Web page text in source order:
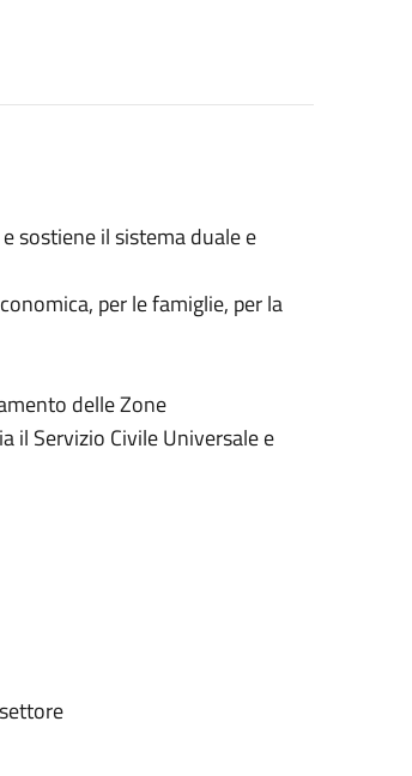
sostiene il sistema duale e
per le famiglie, per la
delle Zone
il Servizio Civile Universale e